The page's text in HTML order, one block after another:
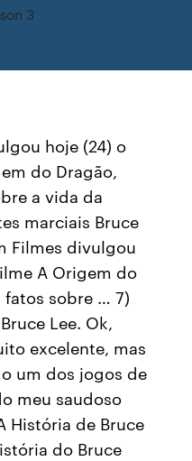
3
hoje (24) o
do Dragão,
a vida da
marciais Bruce
Filmes divulgou
A Origem do
sobre … 7)
Lee. Ok,
excelente, mas
um dos jogos de
meu saudoso
História de Bruce
do Bruce